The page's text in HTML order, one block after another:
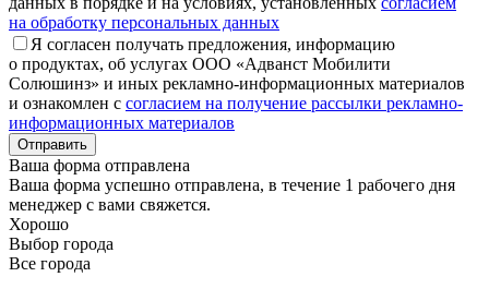
на обработку персональных данных
Я согласен получать предложения, информацию
о продуктах, об услугах ООО «Адванст Мобилити
Солюшинз» и иных рекламно-информационных материалов
и ознакомлен с согласием на получение рассылки рекламно-
информационных материалов
Отправить
Ваша форма отправлена
Ваша форма успешно отправлена, в течение 1 рабочего дня
менеджер с вами свяжется.
Хорошо
Выбор города
Все города